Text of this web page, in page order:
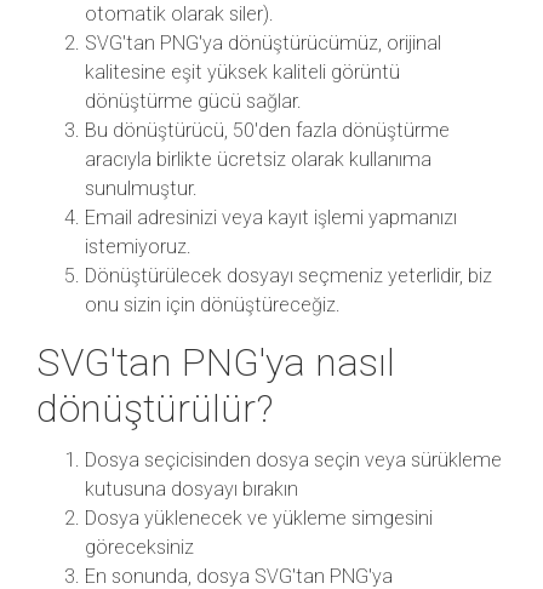
otomatik olarak siler).
SVG'tan PNG'ya dönüştürücümüz, orijinal
kalitesine eşit yüksek kaliteli görüntü
dönüştürme gücü sağlar.
Bu dönüştürücü, 50'den fazla dönüştürme
aracıyla birlikte ücretsiz olarak kullanıma
sunulmuştur.
Email adresinizi veya kayıt işlemi yapmanızı
istemiyoruz.
Dönüştürülecek dosyayı seçmeniz yeterlidir, biz
onu sizin için dönüştüreceğiz.
SVG'tan PNG'ya nasıl
dönüştürülür?
Dosya seçicisinden dosya seçin veya sürükleme
kutusuna dosyayı bırakın
Dosya yüklenecek ve yükleme simgesini
göreceksiniz
En sonunda, dosya SVG'tan PNG'ya